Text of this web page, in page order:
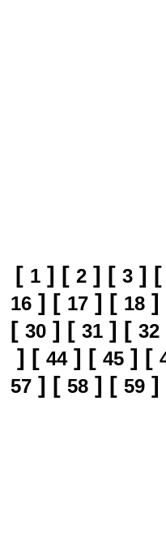
[ 1 ] [ 2 ] [ 3 ] [
16 ] [ 17 ] [ 18 ]
[ 30 ] [ 31 ] [ 32
] [ 44] [ 45 ] [
57 ] [ 58 ] [ 59 ]